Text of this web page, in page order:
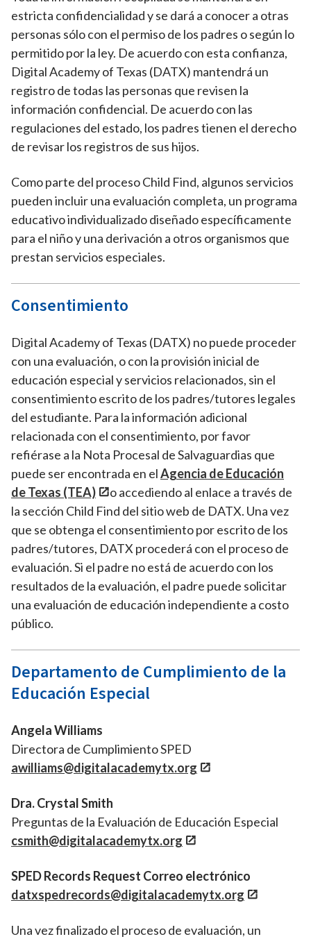
estricta confidencialidad y se dará a conocer a otras
personas sólo con el permiso de los padres o según lo
permitido por la ley. De acuerdo con esta confianza,
Digital Academy of Texas (DATX) mantendrá un
registro de todas las personas que revisen la
información confidencial. De acuerdo con las
regulaciones del estado, los padres tienen el derecho
de revisar los registros de sus hijos.
Como parte del proceso Child Find, algunos servicios
pueden incluir una evaluación completa, un programa
educativo individualizado diseñado específicamente
para el niño y una derivación a otros organismos que
prestan servicios especiales.
Consentimiento
Digital Academy of Texas (DATX) no puede proceder
con una evaluación, o con la provisión inicial de
educación especial y servicios relacionados, sin el
consentimiento escrito de los padres/tutores legales
del estudiante. Para la información adicional
relacionada con el consentimiento, por favor
refiérase a la Nota Procesal de Salvaguardias que
puede ser encontrada en elAgencia de Educación
de Texas (TEA)
o accediendo al enlace a través de
la sección Child Find del sitio web de DATX. Una vez
que se obtenga el consentimiento por escrito de los
padres/tutores, DATX procederá con el proceso de
evaluación. Si el padre no está de acuerdo con los
resultados de la evaluación, el padre puede solicitar
una evaluación de educación independiente a costo
público.
Departamento de Cumplimiento de la
Educación Especial
Angela Williams
Directora de Cumplimiento SPED
awilliams@digitalacademytx.org
Dra. Crystal Smith
Preguntas de la Evaluación de Educación Especial
csmith@digitalacademytx.org
SPED Records Request Correo electrónico
datxspedrecords@digitalacademytx.org
Una vez finalizado el proceso de evaluación, un